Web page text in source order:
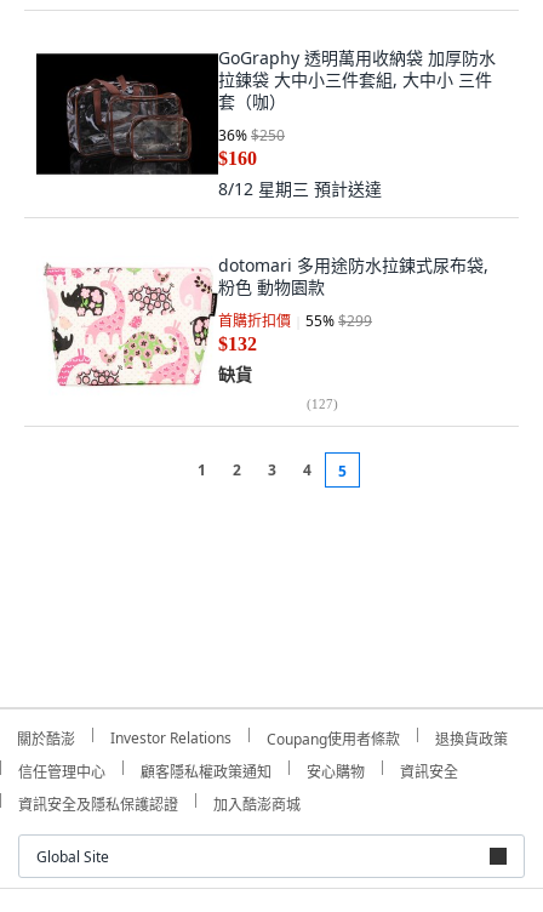
GoGraphy 透明萬用收納袋 加厚防水
拉鍊袋 大中小三件套組, 大中小 三件
套（咖）
36%$250
$160
8/12 星期三 預計送達
dotomari 多用途防水拉鍊式尿布袋,
粉色 動物園款
首購折扣價 55%$299
$132
缺貨
(127)
1 2 3 4 5
關於酷澎 Investor Relations Coupang使用者條款
退換貨政策
信任管理中心
顧客隱私權政策通知 安心購物
資訊安全
資訊安全及隱私保護認證
加入酷澎商城
Global Site